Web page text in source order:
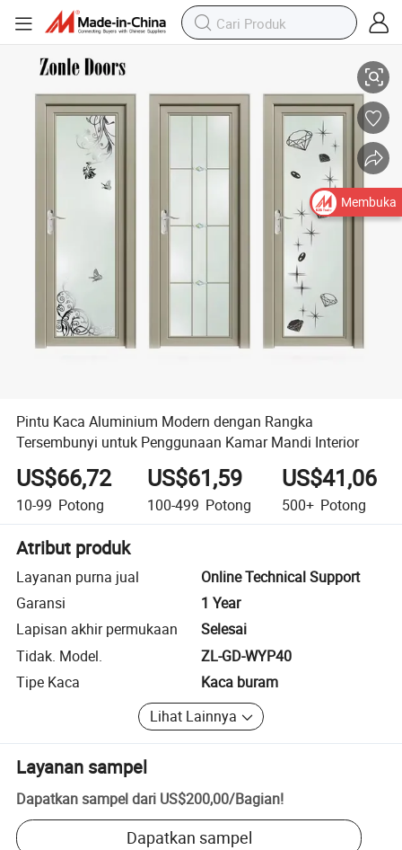
Pintu Kaca Aluminium Modern dengan Rangka
Tersembunyi untuk Penggunaan Kamar Mandi Interior
US$66,72
10-99 Potong
US$61,59
100-499 Potong
US$41,06
500+ Potong
Atribut produk
Layanan purna jual
Online Technical Support
Garansi
1 Year
Lapisan akhir permukaan
Selesai
Tidak. Model.
ZL-GD-WYP40
Tipe Kaca
Kaca buram
Lihat Lainnya
Layanan sampel
Dapatkan sampel dari US$200,00/Bagian!
Dapatkan sampel
Membuka